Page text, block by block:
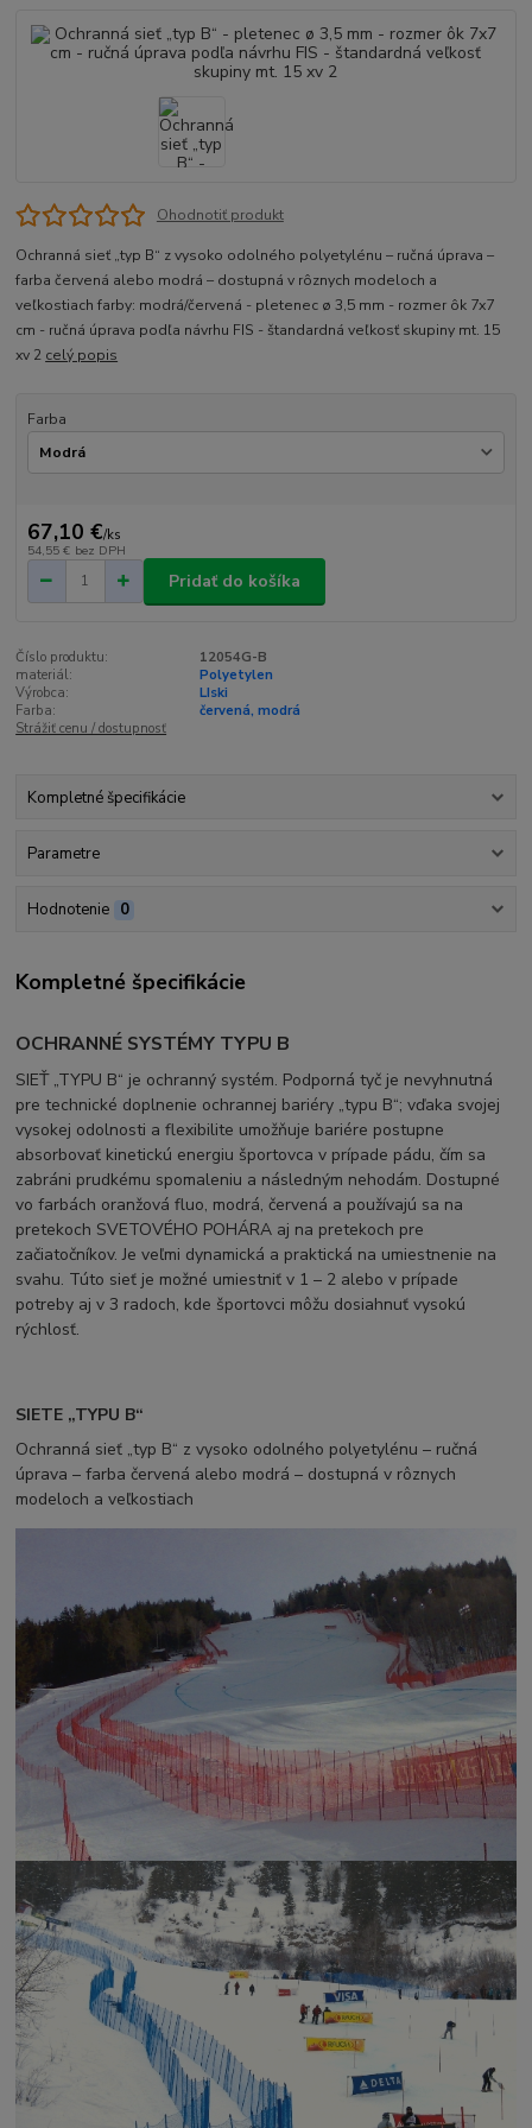
Ohodnotiť produkt
Ochranná sieť „typ B“ z vysoko odolného polyetylénu – ručná úprava –
farba červená alebo modrá – dostupná v rôznych modeloch a
veľkostiach farby: modrá/červená - pletenec ø 3,5 mm - rozmer ôk 7x7
cm - ručná úprava podľa návrhu FIS - štandardná veľkosť skupiny mt. 15
xv 2 celý popis
Farba
67,10 €/ks
54,55 € bez DPH
Pridať do košíka
Číslo produktu:
12054G-B
materiál:
Polyetylen
Výrobca:
LIski
Farba:
červená, modrá
Strážiť cenu / dostupnosť
Kompletné špecifikácie
Parametre
Hodnotenie 0
Kompletné špecifikácie
OCHRANNÉ SYSTÉMY TYPU B
SIEŤ „TYPU B“ je ochranný systém. Podporná tyč je nevyhnutná
pre technické doplnenie ochrannej bariéry „typu B“; vďaka svojej
vysokej odolnosti a flexibilite umožňuje bariére postupne
absorbovať kinetickú energiu športovca v prípade pádu, čím sa
zabráni prudkému spomaleniu a následným nehodám. Dostupné
vo farbách oranžová fluo, modrá, červená a používajú sa na
pretekoch SVETOVÉHO POHÁRA aj na pretekoch pre
začiatočníkov. Je veľmi dynamická a praktická na umiestnenie na
svahu. Túto sieť je možné umiestniť v 1 – 2 alebo v prípade
potreby aj v 3 radoch, kde športovci môžu dosiahnuť vysokú
rýchlosť.
SIETE „TYPU B“
Ochranná sieť „typ B“ z vysoko odolného polyetylénu – ručná
úprava – farba červená alebo modrá – dostupná v rôznych
modeloch a veľkostiach